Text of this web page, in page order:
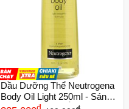
Dầu Dưỡng Thể Neutrogena
Body Oil Light 250ml - Sáng